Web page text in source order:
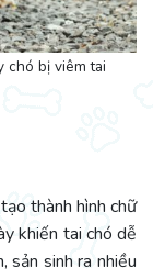
chó bị viêm tai
thành hình chữ
khiến tai chó dễ
sản sinh ra nhiều